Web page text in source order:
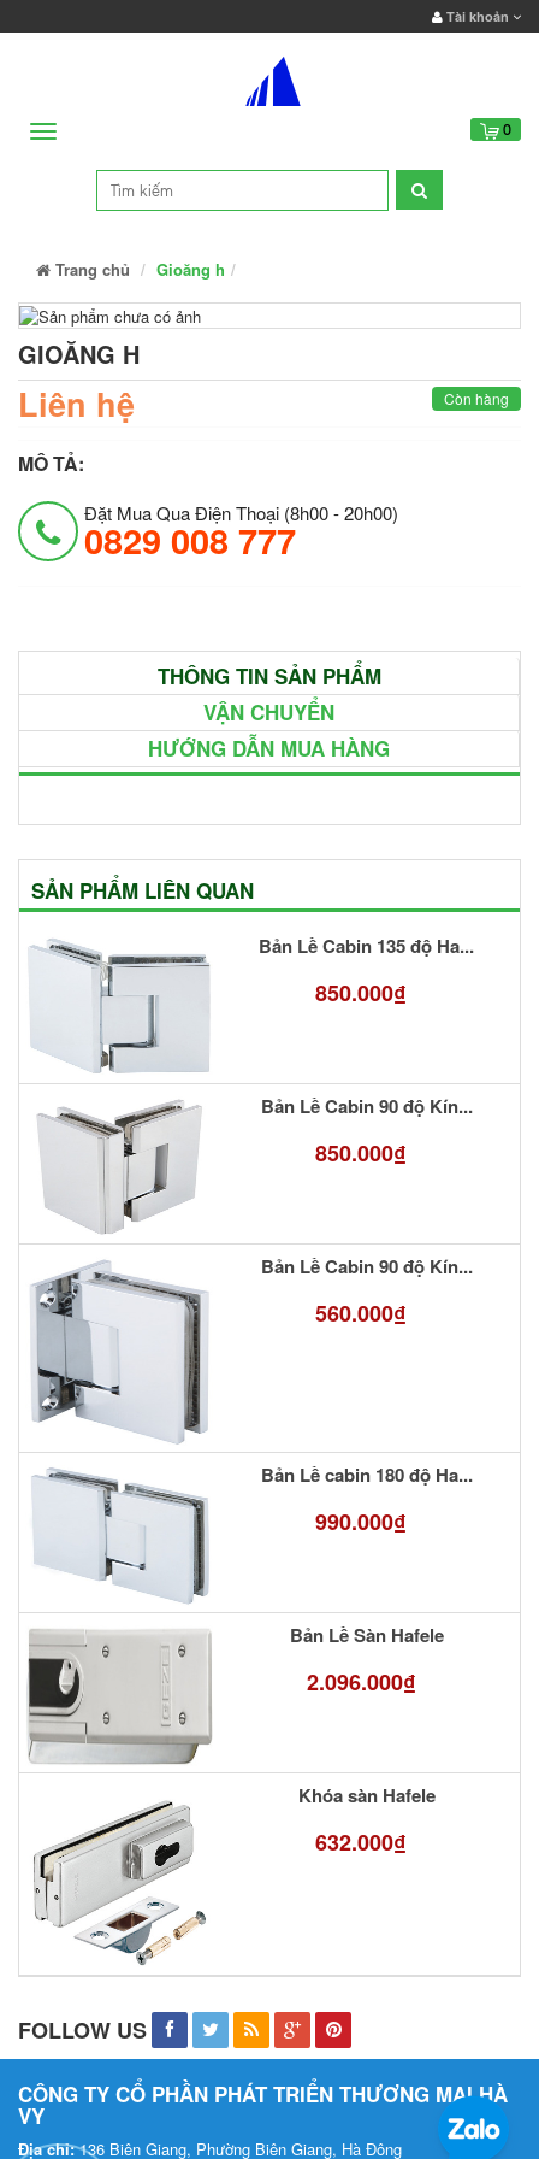
Tài khoản
Menu 0
Trang chủ Gioăng h
GIOĂNG H
Liên hệ Còn hàng
MÔ TẢ:
Đặt Mua Qua Điện Thoại (8h00 - 20h00)
0829 008 777
THÔNG TIN SẢN PHẨM
VẬN CHUYỂN
HƯỚNG DẪN MUA HÀNG
SẢN PHẨM LIÊN QUAN
Bản Lề Cabin 135 độ Ha...
850.000₫
Bản Lề Cabin 90 độ Kín...
850.000₫
Bản Lề Cabin 90 độ Kín...
560.000₫
Bản Lề cabin 180 độ Ha...
990.000₫
Bản Lề Sàn Hafele
2.096.000₫
Khóa sàn Hafele
632.000₫
FOLLOW US
CÔNG TY CỔ PHẦN PHÁT TRIỂN THƯƠNG MẠI HÀ
VY
Địa chỉ:136 Biên Giang, Phường Biên Giang, Hà Đông